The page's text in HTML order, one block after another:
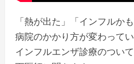
「熱が出た」「インフルか
病院のかかり方が変わって
インフルエンザ診療のつい